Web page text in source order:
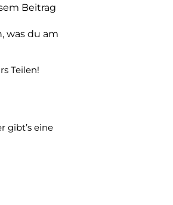
Beitrag
was du am
Teilen!
gibt’s eine